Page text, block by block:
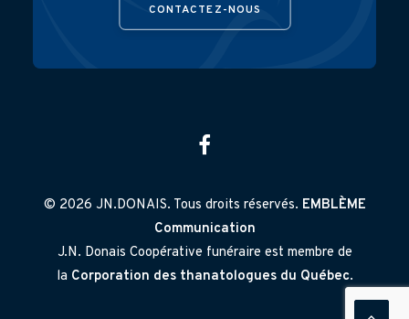
CONTACTEZ-NOUS
© 2026 JN.DONAIS. Tous droits réservés. EMBLÈME
Communication
J.N. Donais Coopérative funéraire est membre de
la Corporation des thanatologues du Québec.